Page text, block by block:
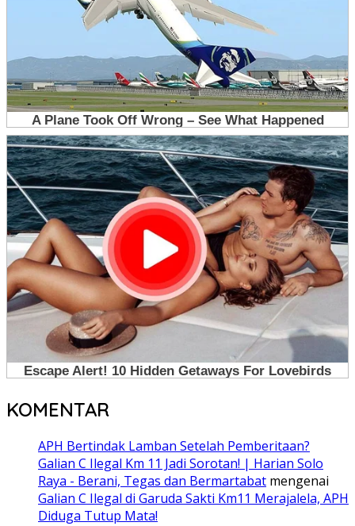
KOMENTAR
APH Bertindak Lamban Setelah Pemberitaan?
Galian C Ilegal Km 11 Jadi Sorotan! | Harian Solo
Raya - Berani, Tegas dan Bermartabat mengenai
Galian C Ilegal di Garuda Sakti Km11 Merajalela, APH
Diduga Tutup Mata!